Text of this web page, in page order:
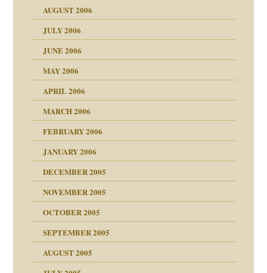
AUGUST 2006
JULY 2006
JUNE 2006
MAY 2006
APRIL 2006
MARCH 2006
FEBRUARY 2006
JANUARY 2006
DECEMBER 2005
NOVEMBER 2005
OCTOBER 2005
SEPTEMBER 2005
AUGUST 2005